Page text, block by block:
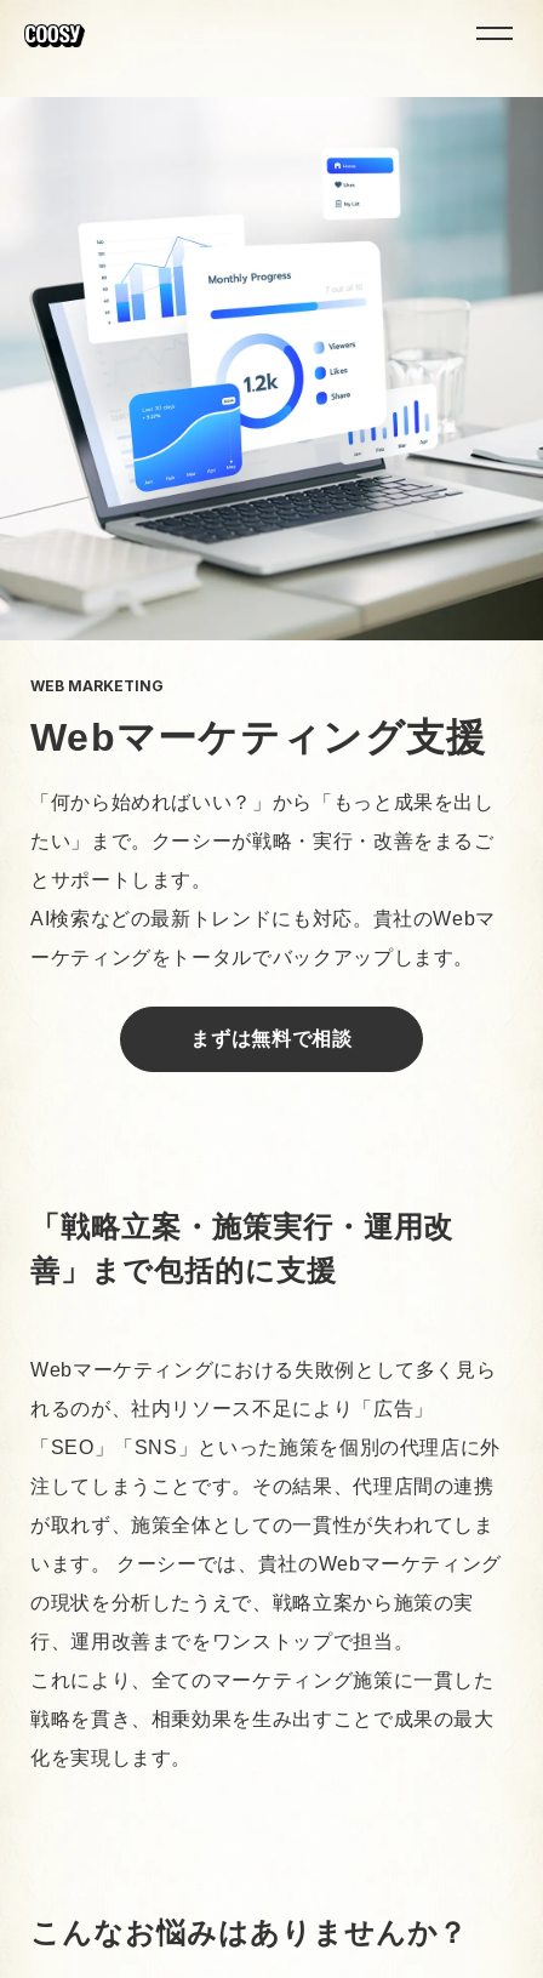
WEB MARKETING
Webマーケティング支援
「何から始めればいい？」から「もっと成果を出し
たい」まで。クーシーが戦略・実行・改善をまるご
とサポートします。
AI検索などの最新トレンドにも対応。貴社のWebマ
ーケティングをトータルでバックアップします。
まずは無料で相談
「戦略立案・施策実行・運用改
善」まで包括的に支援
Webマーケティングにおける失敗例として多く見ら
れるのが、社内リソース不足により「広告」
「SEO」「SNS」といった施策を個別の代理店に外
注してしまうことです。その結果、代理店間の連携
が取れず、施策全体としての一貫性が失われてしま
います。
クーシーでは、貴社のWebマーケティング
の現状を分析したうえで、戦略立案から施策の実
行、運用改善までをワンストップで担当。
これにより、全てのマーケティング施策に一貫した
戦略を貫き、相乗効果を生み出すことで成果の最大
化を実現します。
こんなお悩みはありませんか？